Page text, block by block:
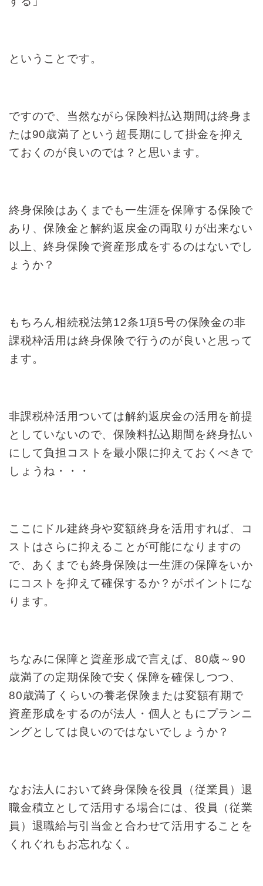
ということです。
ですので、当然ながら保険料払込期間は終身ま
たは90歳満了という超長期にして掛金を抑え
ておくのが良いのでは？ と思います。
終身保険はあくまでも一生涯を保障する保険で
あり、保険金 と解約返戻金の両取りが出来ない
以上、終身保険で資産形成をするのはないでし
ょうか ？
もちろん相続税法第12条1項5号の保険金の非
課税枠活用は終身保険で行うのが良いと思って
ます。
非課税枠活用ついては解約返戻金の活用を前提
としていないので、保険料払込期間を終身払い
にして負担コストを最小限に抑えておくべきで
しょうね・・・
ここにドル建終身や変額終身を活用すれば、
コ
ストはさらに抑えることが可能になりますの
で、 あくまでも終身保険は一生涯の保障をいか
にコストを抑えて確保するか？がポイントにな
ります。
ちなみに保障と資産形成で言えば、 80歳～90
歳満了の定期保険で安く保障を確保しつつ、
80歳満了くらいの養老保険または変額有期で
資産形成をするのが法人・個人ともにプランニ
ングとしては 良いのではないでしょうか？
なお法人において終身保険を役員（従業員）退
職金積立として活用する場合には、役員（従業
員）退職給与引当金と合わせて活用することを
くれぐれもお忘れなく。